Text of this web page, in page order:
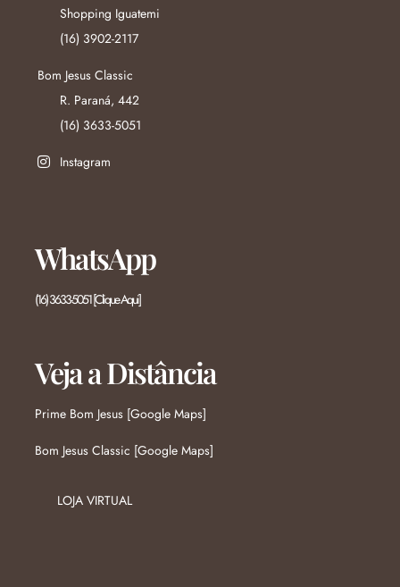
Shopping Iguatemi
(16) 3902-2117
Bom Jesus Classic
R. Paraná, 442
(16) 3633-5051
Instagram
WhatsApp
(16) 3633-5051 [Clique Aqui]
Veja a Distância
Prime Bom Jesus [Google Maps]
Bom Jesus Classic [Google Maps]
LOJA VIRTUAL